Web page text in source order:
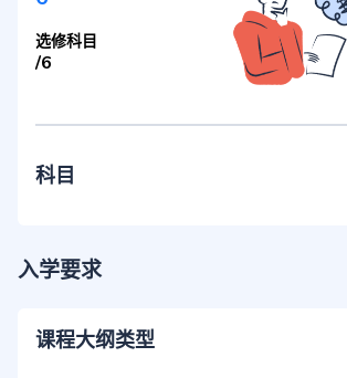
选修科目
/6
科目
入学要求
课程大纲类型